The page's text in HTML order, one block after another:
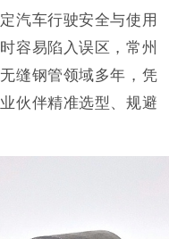
汽车行驶安全与使用
容易陷入误区，常州
缝钢管领域多年，凭
伙伴精准选型、规避